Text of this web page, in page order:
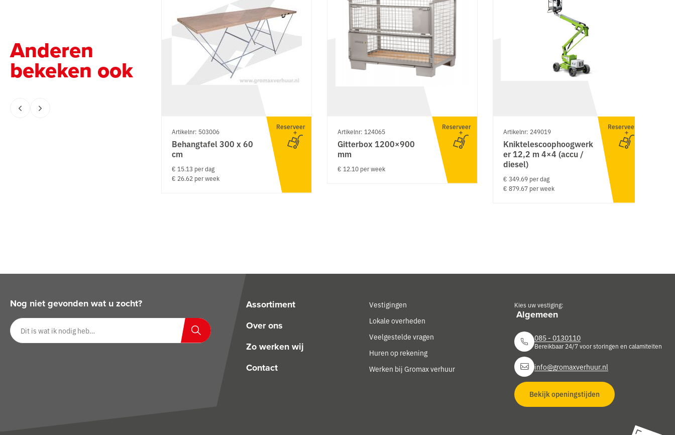
Anderen
bekeken ook
Artikelnr: 503006
Behangtafel 300 x 60
cm
€ 15.13 per dag
€ 26.62 per week
Reserveer
Artikelnr: 124065
Gitterbox 1200×900
mm
€ 12.10 per week
Reserveer
Artikelnr: 249019
Kniktelescoophoogwerk
er 12,2 m 4×4 (accu /
diesel)
€ 349.69 per dag
€ 879.67 per week
Reserveer
Nog niet gevonden wat u zocht?
Zoeken op website
Zoeken
Assortiment
Over ons
Zo werken wij
Contact
Vestigingen
Lokale overheden
Veelgestelde vragen
Huren op rekening
Werken bij Gromax verhuur
Kies uw vestiging:
085 - 0130110
Bereikbaar 24/7 voor storingen en calamiteiten
info@gromaxverhuur.nl
Bekijk openingstijden